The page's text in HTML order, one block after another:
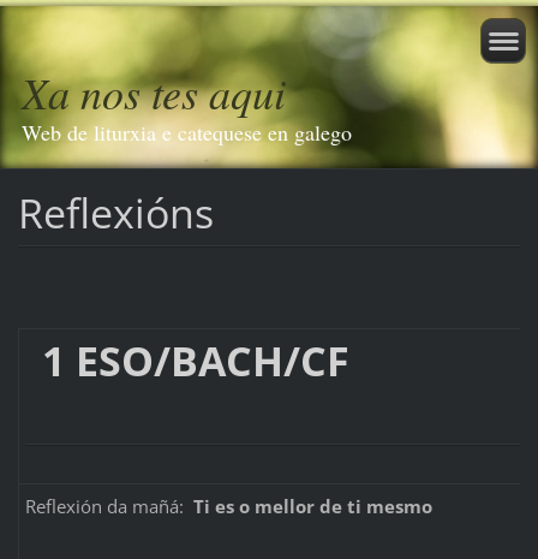
Xa nos tes aqui
Web de liturxia e catequese en galego
Reflexións
1 ESO/
Reflexión da mañá: Ti es o mellor de ti mesmo